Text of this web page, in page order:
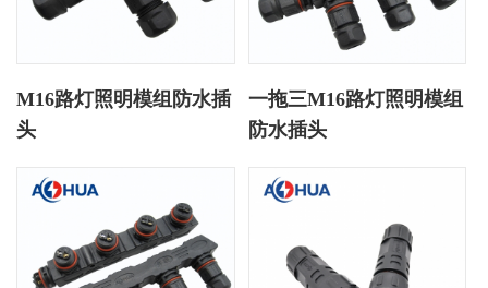
M16路灯照明模组防水插
头
一拖三M16路灯照明模组
防水插头